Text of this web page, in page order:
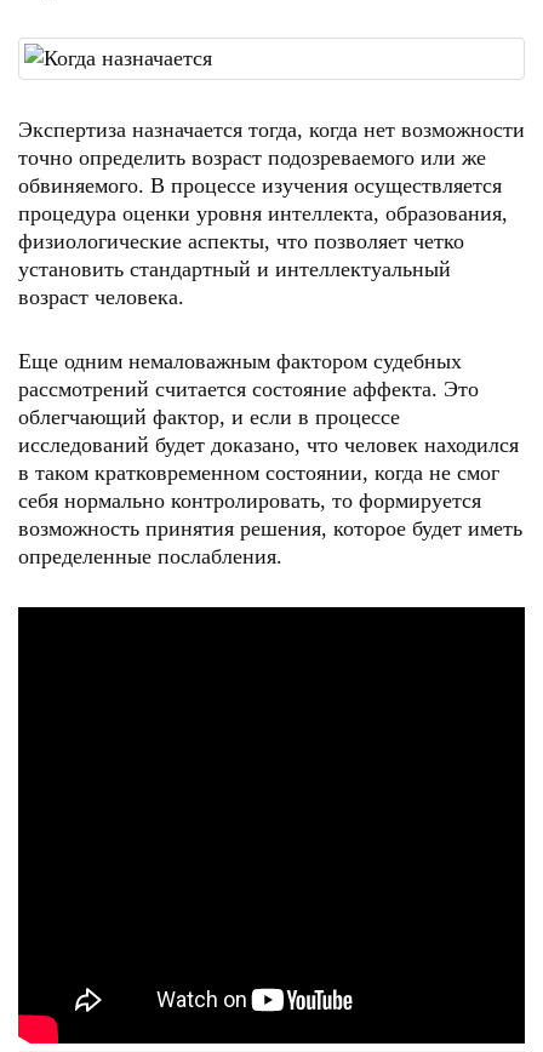
Экспертиза назначается тогда, когда нет возможности
точно определить возраст подозреваемого или же
обвиняемого. В процессе изучения осуществляется
процедура оценки уровня интеллекта, образования,
физиологические аспекты, что позволяет четко
установить стандартный и интеллектуальный
возраст человека.
Еще одним немаловажным фактором судебных
рассмотрений считается состояние аффекта. Это
облегчающий фактор, и если в процессе
исследований будет доказано, что человек находился
в таком кратковременном состоянии, когда не смог
себя нормально контролировать, то формируется
возможность принятия решения, которое будет иметь
определенные послабления.